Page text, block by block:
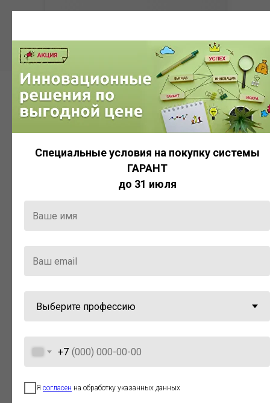
Компания «Гарант» стала
победителем премии «Время
Система
ГАРАНТ
Актуальная правовая информация
и инструменты для максимально
эффективной работы с ней.
Специальные условия на покупку системы
ГАРАНТ
до 31 июля
+7
Я согласен на обработку указанных данных